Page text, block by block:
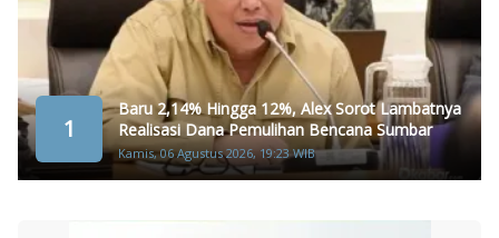
1
Baru 2,14% Hingga 12%, Alex Sorot Lambatnya
Realisasi Dana Pemulihan Bencana Sumbar
Kamis, 06 Agustus 2026, 19:23 WIB